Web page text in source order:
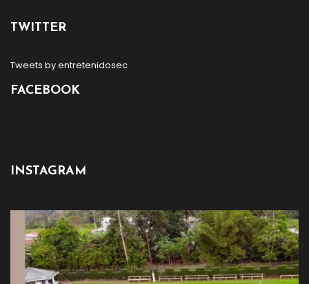
TWITTER
Tweets by entretenidosec
FACEBOOK
INSTAGRAM